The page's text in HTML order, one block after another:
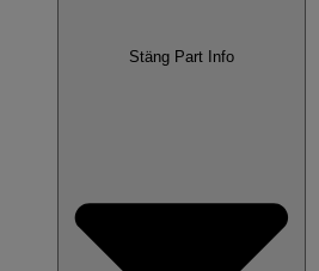
Stäng Part Info